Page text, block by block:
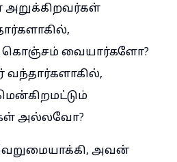
அறுக்கிறவர்கள்
கொஞ்சம் வையார்களோ?
வந்தார்களாகில்,
அல்லவோ?
அவன்